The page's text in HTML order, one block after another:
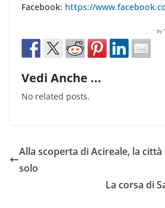
Facebook: https://
by
Vedi Anche ...
No related posts.
Alla scoperta di Acireale, la
solo
La corsa di